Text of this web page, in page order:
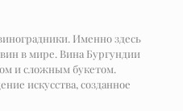
Именно здесь
в мире. Вина Бургундии
и сложным букетом.
искусства, созданное